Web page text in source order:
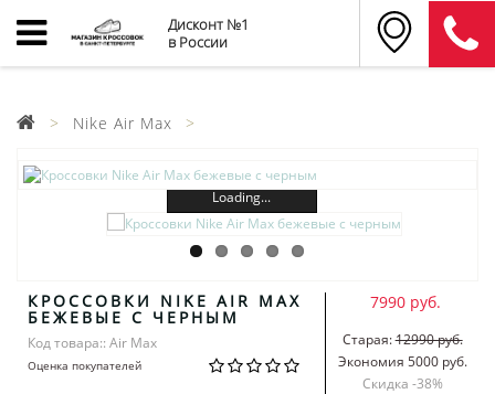
Дисконт №1
в России
Nike Air Max
Loading...
КРОССОВКИ NIKE AIR MAX
БЕЖЕВЫЕ С ЧЕРНЫМ
Код товара:: Air Max
Оценка покупателей
7990 руб.
Старая:12990 руб.
Экономия 5000 руб.
Скидка -38%